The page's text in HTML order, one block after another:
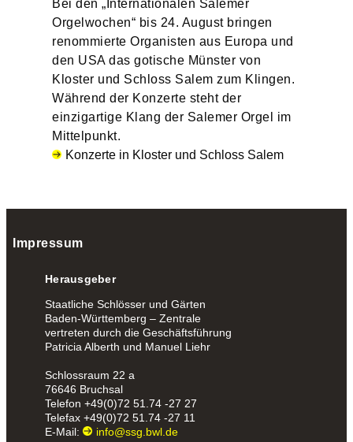
Bei den „Internationalen Salemer
Orgelwochen“ bis 24. August bringen
renommierte Organisten aus Europa und
den USA das gotische Münster von
Kloster und Schloss Salem zum Klingen.
Während der Konzerte steht der
einzigartige Klang der Salemer Orgel im
Mittelpunkt.
Konzerte in Kloster und Schloss Salem
Impressum
Herausgeber
Staatliche Schlösser und Gärten
Baden-Württemberg – Zentrale
vertreten durch die Geschäftsführung
Patricia Alberth und Manuel Liehr
Schlossraum 22 a
76646 Bruchsal
Telefon +49(0)72 51.74 -27 27
Telefax +49(0)72 51.74 -27 11
E-Mail:
info@ssg.bwl.de